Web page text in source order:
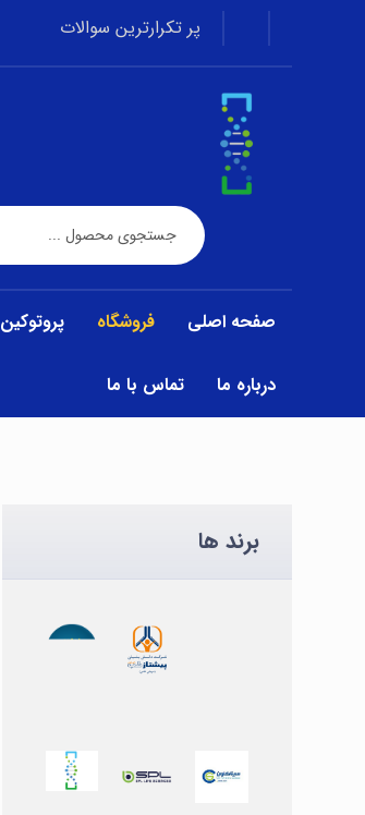
پر تکرارترین سوالات
صفحه اصلی فروشگاه پروتوکین
درباره ما تماس با ما
برند ها